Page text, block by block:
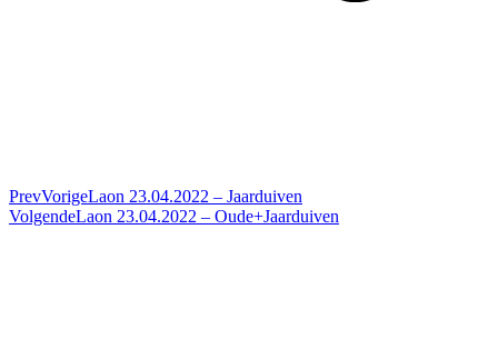
PrevVorigeLaon 23.04.2022 – Jaarduiven
VolgendeLaon 23.04.2022 – Oude+Jaarduiven